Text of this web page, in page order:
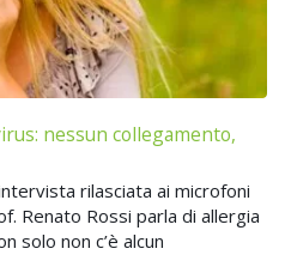
nessun collegamento,
rilasciata ai microfoni
Renato Rossi parla di allergia
solo non c’è alcun